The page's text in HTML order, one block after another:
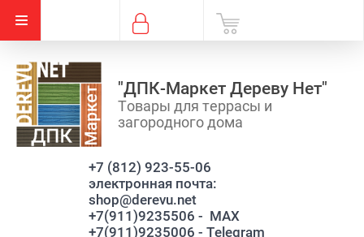
"ДПК-Маркет Дереву Нет"
Товары для террасы и
загородного дома
+7 (812) 923-55-06
электронная почта:
shop@derevu.net
+7(911)9235506 - MAX
+7(911)9235006 - Telegram